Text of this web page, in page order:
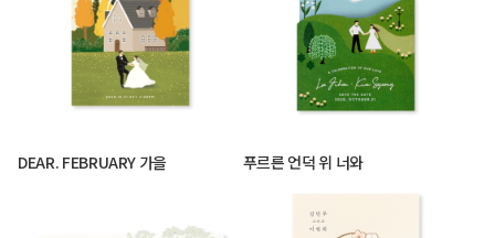
DEAR. FEBRUARY 가을 푸르른 언덕 위 너와